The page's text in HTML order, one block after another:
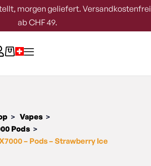
morgen geliefert. Versandkostenfrei
ab CHF 49.
> Vapes >
Pods >
– Pods – Strawberry Ice